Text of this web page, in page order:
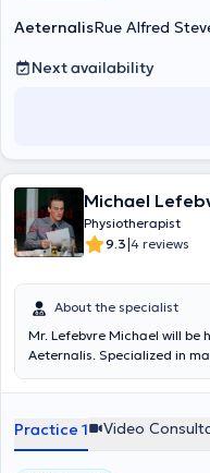
AeternalisRue Alfred
Next availability
Michael
Physiotherapist
9.3|4 reviews
About the specialist
Mr. Lefebvre Michael will be
Aeternalis. Specialized in
frame his patients the best
Practice 1 Video